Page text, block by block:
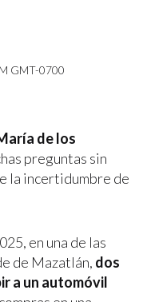
GMT-0700
de los
preguntas sin
la incertidumbre de
en una de las
de Mazatlán, dos
a un automóvil